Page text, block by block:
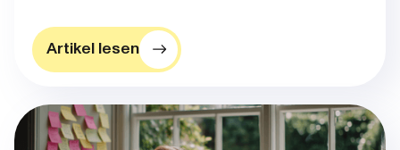
Artikel lesen
Blog post thumbnail